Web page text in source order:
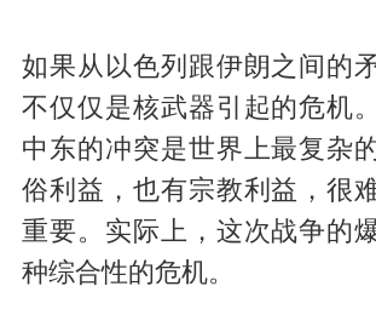
如果从以色列跟伊朗之间的
不仅仅是核武器引起的危机
中东的冲突是世界上最复杂
俗利益，也有宗教利益，很
重要。实际上，这次战争的
种综合性的危机。